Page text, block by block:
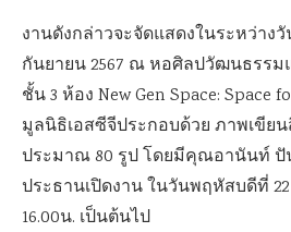
งานดังกล่าวจะจัดแสดงในระหว่าง
กันยายน 2567 ณ หอศิลปวัฒนธรรม
ชั้น 3 ห้อง New Gen Space: Space
มูลนิธิเอสซีจีประกอบด้วย ภาพเขีย
ประมาณ 80 รูป โดยมีคุณอานันท์ ปั
ประธานเปิดงาน ในวันพฤหัสบดีที่
16.00น. เป็นต้นไป